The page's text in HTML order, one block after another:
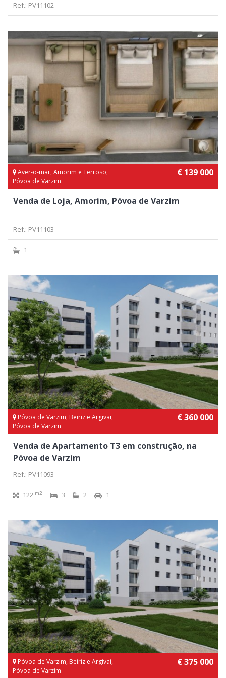
Ref.: PV11102
Aver-o-mar, Amorim e Terroso,
Póvoa de Varzim
€ 139 000
Venda de Loja, Amorim, Póvoa de Varzim
Ref.: PV11103
1
Póvoa de Varzim, Beiriz e Argivai,
Póvoa de Varzim
€ 360 000
Venda de Apartamento T3 em construção, na
Póvoa de Varzim
Ref.: PV11093
122 m2 3 2 1
Póvoa de Varzim, Beiriz e Argivai,
Póvoa de Varzim
€ 375 000